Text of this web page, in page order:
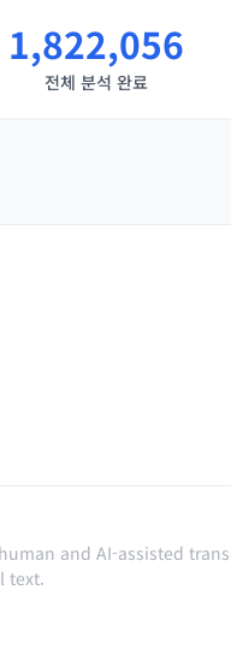
1,822,056
전체 분석 완료
and AI-assisted
text.